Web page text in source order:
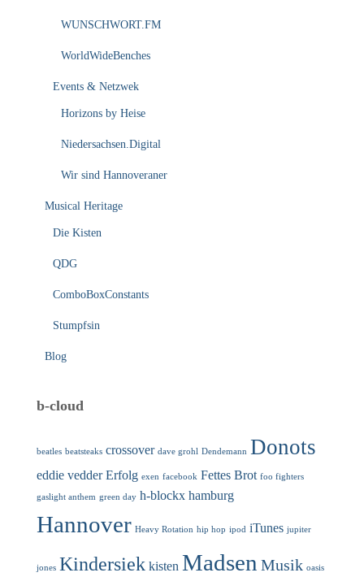
WUNSCHWORT.FM
WorldWideBenches
Events & Netzwek
Horizons by Heise
Niedersachsen.Digital
Wir sind Hannoveraner
Musical Heritage
Die Kisten
QDG
ComboBoxConstants
Stumpfsin
Blog
b-cloud
beatles beatsteaks crossover dave grohl Dendemann Donots
eddie vedder Erfolg exen facebook Fettes Brot foo fighters
gaslight anthem green day h-blockx hamburg
Hannover Heavy Rotation hip hop ipod iTunes jupiter
jones Kindersiek kisten Madsen Musik oasis